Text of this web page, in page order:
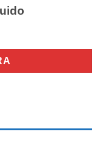
90 INOX cantidad